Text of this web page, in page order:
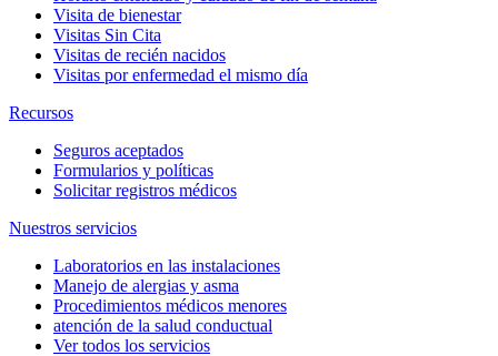
Visita de bienestar
Visitas Sin Cita
Visitas de recién nacidos
Visitas por enfermedad el mismo día
Recursos
Seguros aceptados
Formularios y políticas
Solicitar registros médicos
Nuestros servicios
Laboratorios en las instalaciones
Manejo de alergias y asma
Procedimientos médicos menores
atención de la salud conductual
Ver todos los servicios